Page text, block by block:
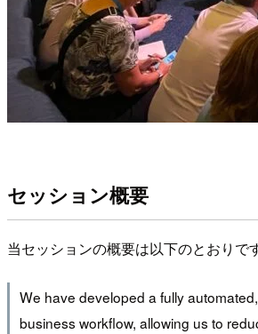
セッション概要
当セッションの概要は以下のとおりです
We have developed a fully
business workflow, allowing us to